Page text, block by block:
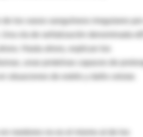
los vasos sanguíneos irregulares
vía de señalización denominada
unas proteínas capaces de
roedores no es el mismo al de los